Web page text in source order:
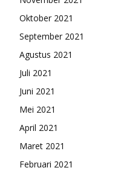
Oktober 2021
September 2021
Agustus 2021
Juli 2021
Juni 2021
Mei 2021
April 2021
Maret 2021
Februari 2021